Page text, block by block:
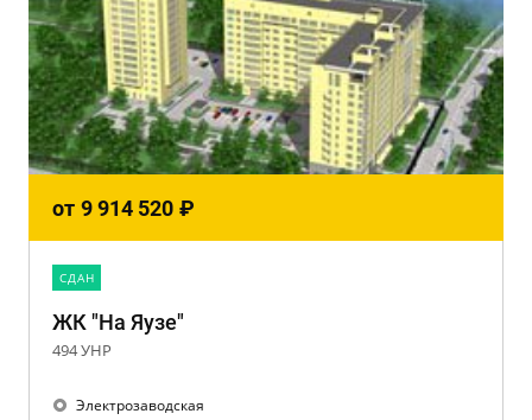
от 9 914 520 ₽
CДАН
ЖК "На Яузе"
494 УНР
Электрозаводская